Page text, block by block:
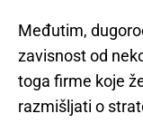
Međutim,
zavisnost od
toga firme koje
razmišljati o